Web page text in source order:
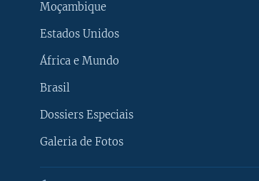
Moçambique
Estados Unidos
África e Mundo
Brasil
Dossiers Especiais
Galeria de Fotos